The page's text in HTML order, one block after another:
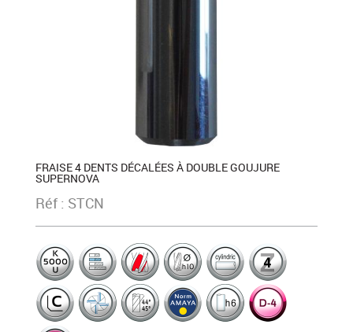
FRAISE 4 DENTS DÉCALÉES À DOUBLE GOUJURE
SUPERNOVA
Réf : STCN